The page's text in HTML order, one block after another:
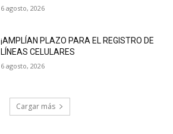
6 agosto, 2026
¡AMPLÍAN PLAZO PARA EL REGISTRO DE
LÍNEAS CELULARES
6 agosto, 2026
Cargar más